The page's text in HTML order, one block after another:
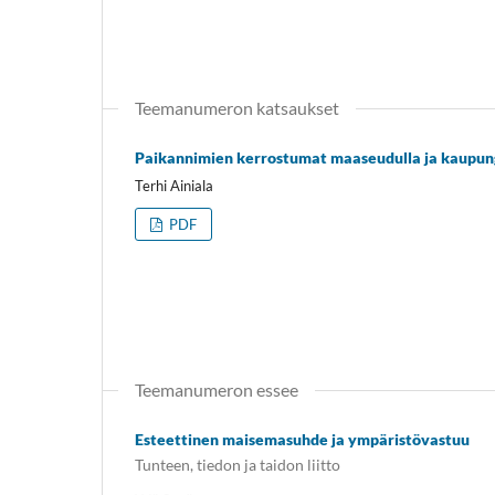
Teemanumeron katsaukset
Paikannimien kerrostumat maaseudulla ja
Terhi Ainiala
PDF
Teemanumeron essee
Esteettinen maisemasuhde ja ympäristövastuu
Tunteen, tiedon ja taidon liitto